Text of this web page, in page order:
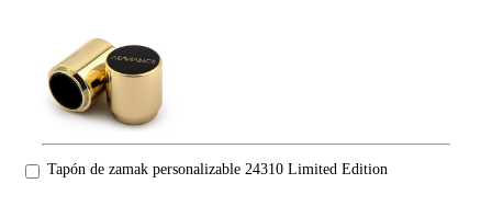
Tapón de zamak personalizable 24310 Limited Edition